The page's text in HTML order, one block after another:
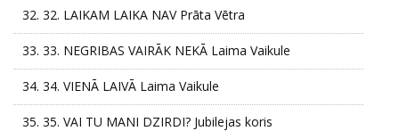
32. 32. LAIKAM LAIKA NAV Prāta Vētra
33. 33. NEGRIBAS VAIRĀK NEKĀ Laima Vaikule
34. 34. VIENĀ LAIVĀ Laima Vaikule
35. 35. VAI TU MANI DZIRDI? Jubilejas koris